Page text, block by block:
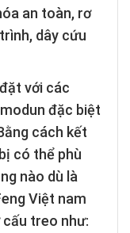
an toàn, rơ
dây cứu
với các
đặc biệt
cách kết
có thể phù
nào dù là
Việt nam
treo như: